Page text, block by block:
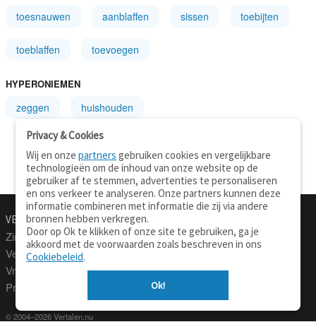
toesnauwen aanblaffen sissen toebijten
toeblaffen toevoegen
HYPERONIEMEN
zeggen huishouden
VERTALEN.NU
Zinnen vertalen
Verklarend woordenboek
Vraagbaak
Professionele vertaling
© 2004–2026 Vertalen.nu
Over deze site
Privacy
Privacy & Cookies
Wij en onzepartners gebruiken cookies en vergelijkbare
technologieën om de inhoud van onze website op de
gebruiker af te stemmen, advertenties te personaliseren
en ons verkeer te analyseren. Onze partners kunnen deze
informatie combineren met informatie die zij via andere
bronnen hebben verkregen.
Door op Ok te klikken of onze site te gebruiken, ga je
akkoord met de voorwaarden zoals beschreven in ons
Cookiebeleid.
Ok!